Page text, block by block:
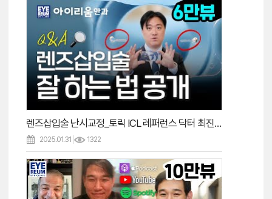
렌즈삽입술 난시교정_토릭 ICL 레퍼런스 닥터 최진영원장
2025.01.31 1322